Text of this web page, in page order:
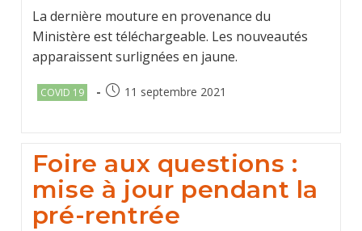
La dernière mouture en provenance du
Ministère est téléchargeable. Les nouveautés
apparaissent surlignées en jaune.
Post
COVID 19
Post11 septembre 2021
Foire aux questions :
mise à jour pendant la
pré-rentrée